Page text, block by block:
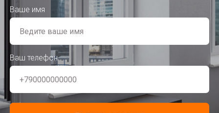
Ваше имя
Ваш телефон